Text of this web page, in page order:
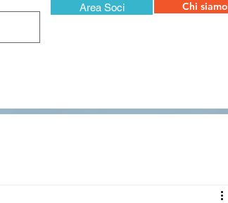
Area Soci Chi siamo